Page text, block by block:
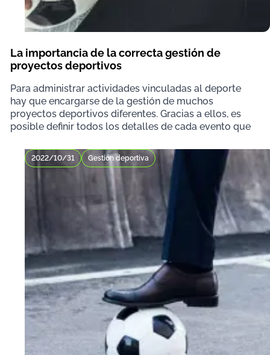
La importancia de la correcta gestión de
proyectos deportivos
Para administrar actividades vinculadas al deporte
hay que encargarse de la gestión de muchos
proyectos deportivos diferentes. Gracias a ellos, es
posible definir todos los detalles de cada evento que
2022/10/31 Gestión deportiva